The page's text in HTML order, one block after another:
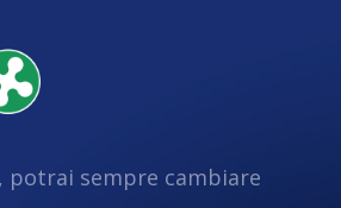
potrai sempre cambiare